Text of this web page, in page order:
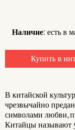
Наличие: есть в
Купить в
В китайской
чрезвычайно
символами любви,
Китайцы называют